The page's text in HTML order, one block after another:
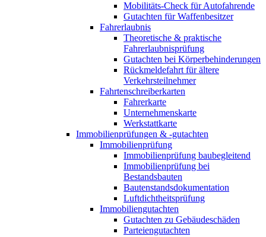
Mobilitäts-Check für Autofahrende
Gutachten für Waffenbesitzer
Fahrerlaubnis
Theoretische & praktische
Fahrerlaubnisprüfung
Gutachten bei Körperbehinderungen
Rückmeldefahrt für ältere
Verkehrsteilnehmer
Fahrtenschreiberkarten
Fahrerkarte
Unternehmenskarte
Werkstattkarte
Immobilienprüfungen & -gutachten
Immobilienprüfung
Immobilienprüfung baubegleitend
Immobilienprüfung bei
Bestandsbauten
Bautenstandsdokumentation
Luftdichtheitsprüfung
Immobiliengutachten
Gutachten zu Gebäudeschäden
Parteiengutachten